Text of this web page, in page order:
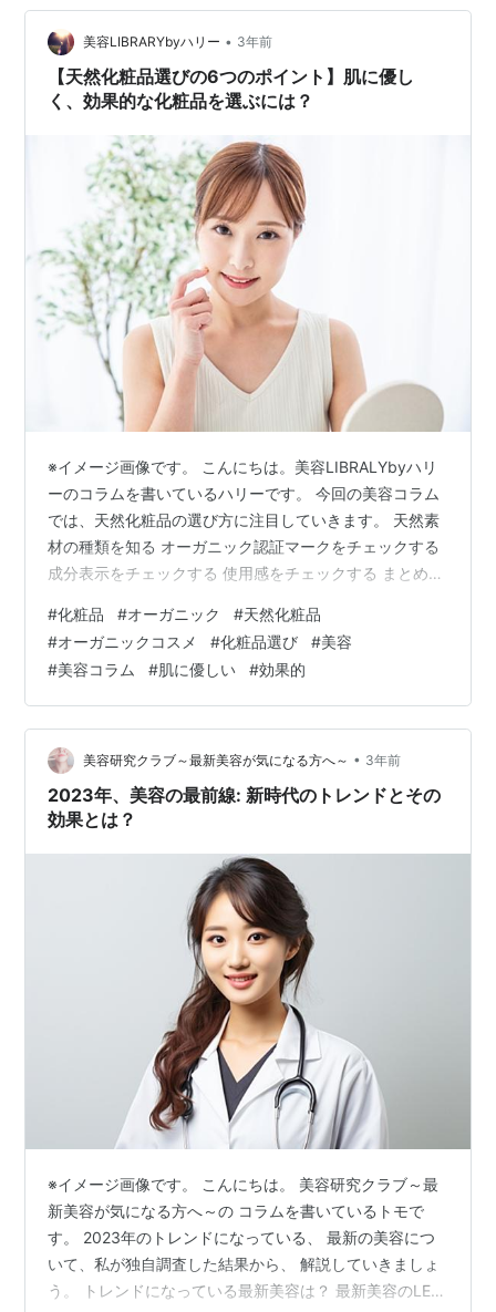
キンケアアイテムを1つにまとめた、オールインワン化粧
品は、忙しい人や、肌への…
美容LIBRARYbyハリー • 3年前
【天然化粧品選びの6つのポイント】肌に優し
く、効果的な化粧品を選ぶには？
※イメージ画像です。 こんにちは。美容LIBRALYbyハリ
ーのコラムを書いているハリーです。 今回の美容コラム
では、天然化粧品の選び方に注目していきます。 天然素
材の種類を知る オーガニック認証マークをチェックする
成分表示をチェックする 使用感をチェックする まとめ
ですね。 ですが、化粧品に含まれる成分によっては、肌
に負担を与えてしまうこともあります。 そこで注目され
ているのが、天然素材を使用した天然化粧品です。 天然
化粧品は、肌に優しく、効果的なケアを期待できると言
われています。 ですが、天然化粧品にも種類があり、選
び方によっては、効果…
#化粧品 #オーガニック #天然化粧品
#オーガニックコスメ #化粧品選び #美容
#美容コラム #肌に優しい #効果的
美容研究クラブ～最新美容が気になる方へ～ • 3年前
2023年、美容の最前線: 新時代のトレンドとその
効果とは？
※イメージ画像です。 こんにちは。 美容研究クラブ～最
新美容が気になる方へ～の コラムを書いているトモで
す。 2023年のトレンドになっている、 最新の美容につ
いて、私が独自調査した結果から、 解説していきましょ
う。 トレンドになっている最新美容は？ 最新美容のLED